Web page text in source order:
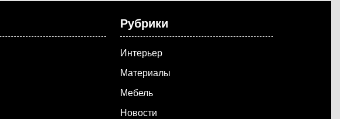
Рубрики
Интерьер
Материалы
Мебель
Новости